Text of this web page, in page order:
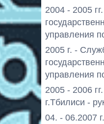
2004 - 2005
управления
2005 г. -
управления
2005 - 2006
г.Тбилиси -
04. - 06.2007